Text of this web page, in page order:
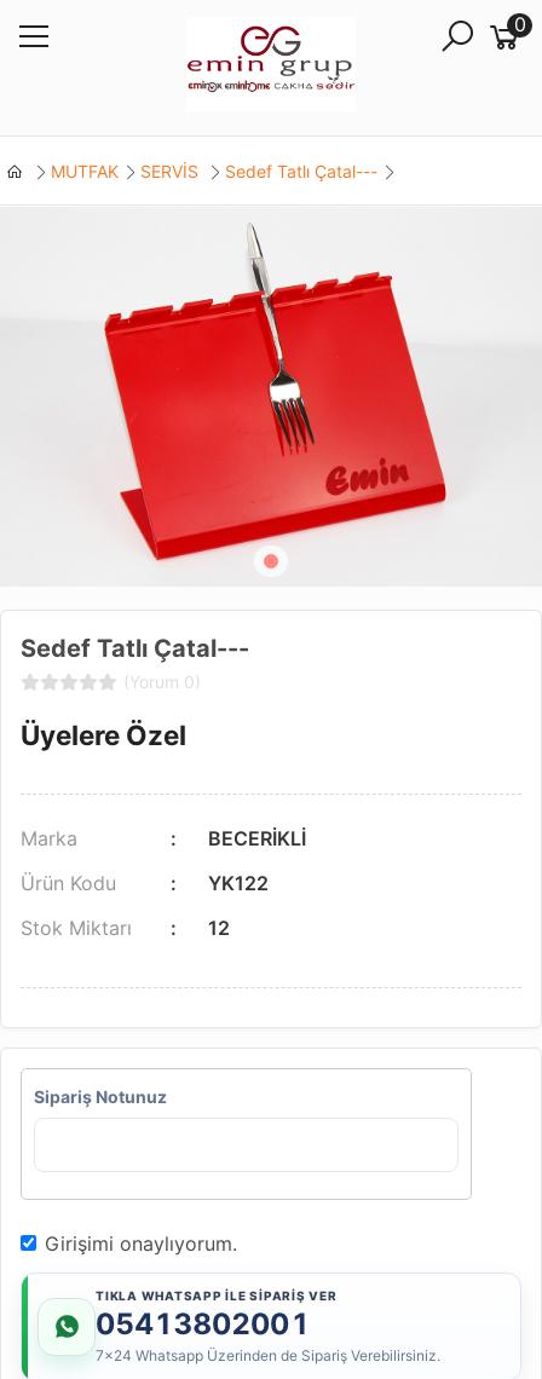
0
MUTFAK SERVİS Sedef Tatlı Çatal---
Sedef Tatlı Çatal---
(Yorum 0)
Üyelere Özel
Marka
BECERİKLİ
Ürün Kodu
YK122
Stok Miktarı
12
Sipariş Notunuz
Girişimi onaylıyorum.
TIKLA WHATSAPP İLE SİPARİŞ VER
05413802001
7x24 Whatsapp Üzerinden de Sipariş Verebilirsiniz.